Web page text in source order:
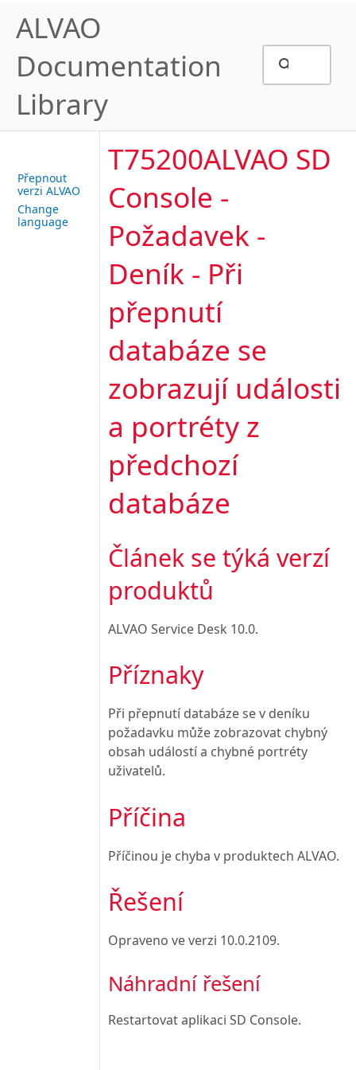
ALVAO
Documentation
Library
Přepnout
verzi ALVAO
Change
language
T75200ALVAO SD
Console -
Požadavek -
Deník - Při
přepnutí
databáze se
zobrazují události
a portréty z
předchozí
databáze
Článek se týká verzí
produktů
ALVAO Service Desk 10.0.
Příznaky
Při přepnutí databáze se v deníku
požadavku může zobrazovat chybný
obsah událostí a chybné portréty
uživatelů.
Příčina
Příčinou je chyba v produktech ALVAO.
Řešení
Opraveno ve verzi 10.0.2109.
Náhradní řešení
Restartovat aplikaci SD Console.